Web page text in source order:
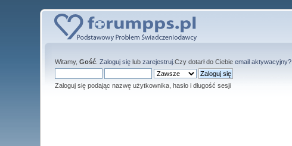
Witamy,Gość .Zaloguj się lubzarejestruj .Czy dotarł do Ciebieemail aktywacyjny?
Zaloguj się podając nazwę użytkownika, hasło i długość sesji